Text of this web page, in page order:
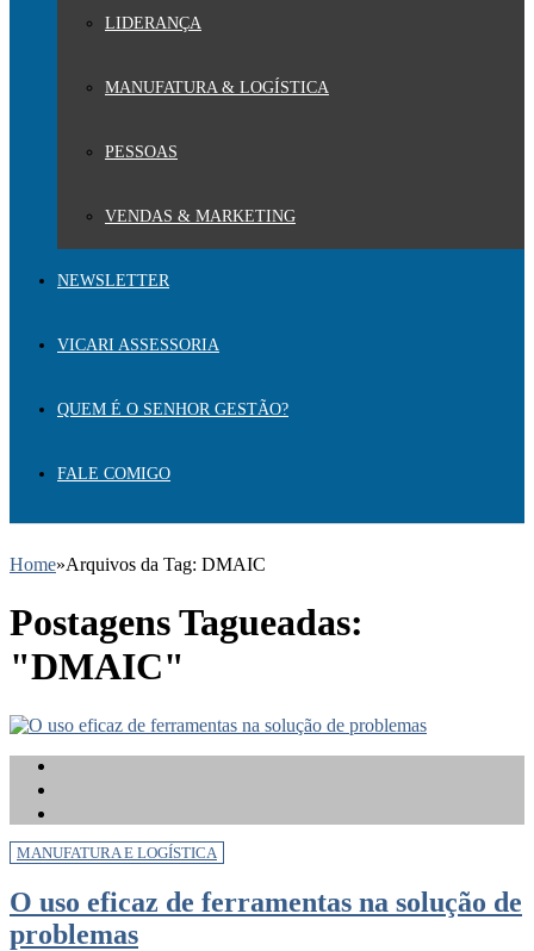
LIDERANÇA
MANUFATURA & LOGÍSTICA
PESSOAS
VENDAS & MARKETING
NEWSLETTER
VICARI ASSESSORIA
QUEM É O SENHOR GESTÃO?
FALE COMIGO
Home»Arquivos da Tag: DMAIC
Postagens Tagueadas:
"DMAIC"
MANUFATURA E LOGÍSTICA
O uso eficaz de ferramentas na solução de
problemas